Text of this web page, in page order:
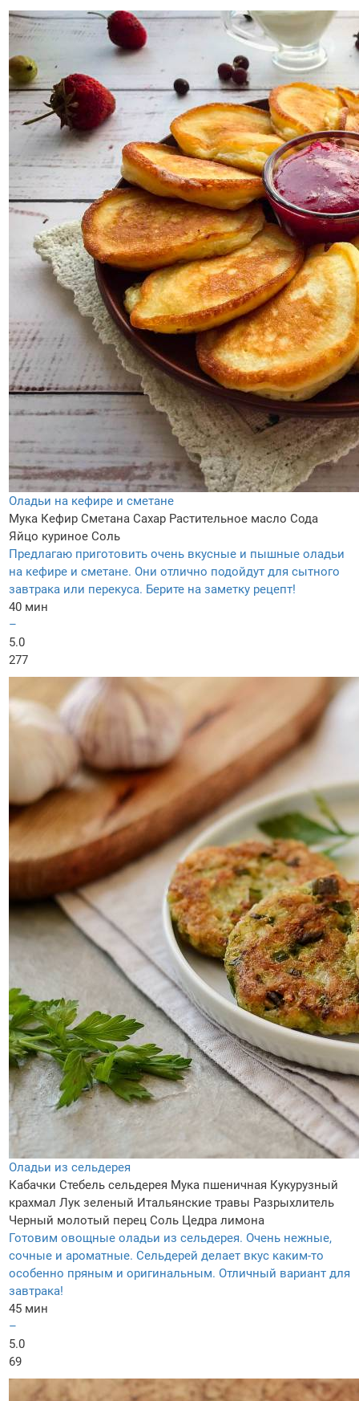
Оладьи на кефире и сметане
Мука Кефир Сметана Сахар Растительное масло Сода
Яйцо куриное Соль
Предлагаю приготовить очень вкусные и пышные оладьи
на кефире и сметане. Они отлично подойдут для сытного
завтрака или перекуса. Берите на заметку рецепт!
40 мин
–
5.0
277
Оладьи из сельдерея
Кабачки Стебель сельдерея Мука пшеничная Кукурузный
крахмал Лук зеленый Итальянские травы Разрыхлитель
Черный молотый перец Соль Цедра лимона
Готовим овощные оладьи из сельдерея. Очень нежные,
сочные и ароматные. Сельдерей делает вкус каким-то
особенно пряным и оригинальным. Отличный вариант для
завтрака!
45 мин
–
5.0
69